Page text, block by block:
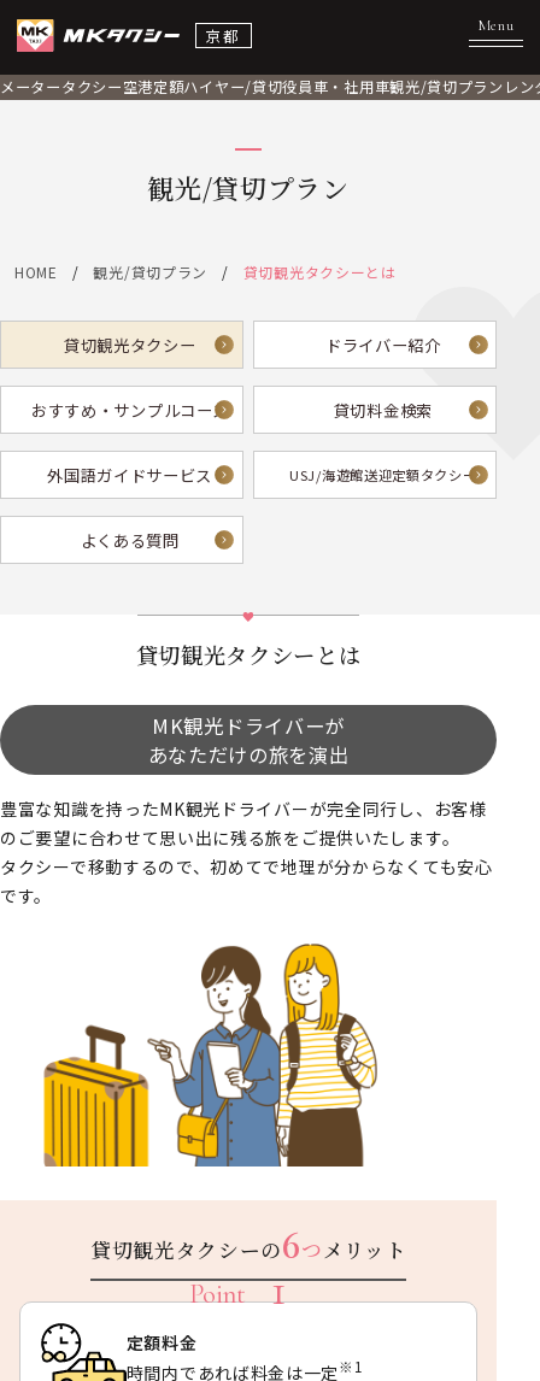
京都
メータータクシー空港定額ハイヤー/貸切役員車・社用車観光/貸切プラン レ
観光/貸切プラン
HOME 観光/貸切プラン 貸切観光タクシーとは
貸切観光タクシー ドライバー紹介
おすすめ・サンプルコース 貸切料金検索
外国語ガイドサービス USJ/海遊館送迎定額タクシー
よくある質問
貸切観光タクシーとは
MK観光ドライバーが
あなただけの旅を演出
豊富な知識を持ったMK観光ドライバーが完全同行し、お客様
のご要望に合わせて思い出に残る旅をご提供いたします。
タクシーで移動するので、初めてで地理が分からなくても安心
です。
貸切観光タクシーの6つ メリット
定額料金
時間内であれば料金は一定※1